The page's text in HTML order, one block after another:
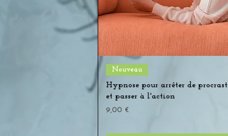
Nouveau
Hypnose pour arrêter de
et passer à l'action
Prix
9,00 €